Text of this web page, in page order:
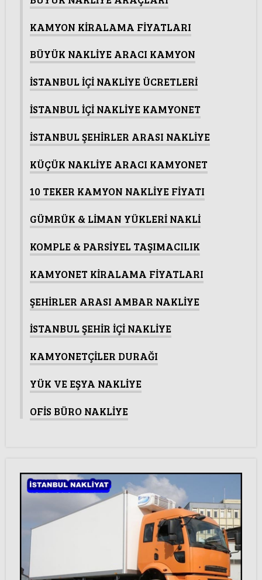
KAMYON KİRALAMA FİYATLARI
BÜYÜK NAKLİYE ARACI KAMYON
İSTANBUL İÇİ NAKLİYE ÜCRETLERİ
İSTANBUL İÇİ NAKLİYE KAMYONET
İSTANBUL ŞEHİRLER ARASI NAKLİYE
KÜÇÜK NAKLİYE ARACI KAMYONET
10 TEKER KAMYON NAKLİYE FİYATI
GÜMRÜK & LİMAN YÜKLERİ NAKLİ
KOMPLE & PARSİYEL TAŞIMACILIK
KAMYONET KİRALAMA FİYATLARI
ŞEHİRLER ARASI AMBAR NAKLİYE
İSTANBUL ŞEHİR İÇİ NAKLİYE
KAMYONETÇİLER DURAĞI
YÜK VE EŞYA NAKLİYE
OFİS BÜRO NAKLİYE